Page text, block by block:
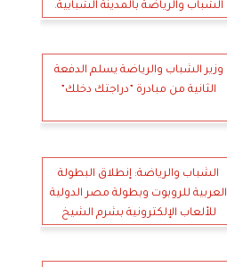
الشباب والرياضة بالمدينة الشبابية.
وزير الشباب والرياضة يسلم الدفعة
الثانية من مبادرة ”دراجتك دخلك”
الشباب والرياضة: إنطلاق البطولة
العربية للروبوت وبطولة مصر الدولية
للألعاب الإلكترونية بشرم الشيخ